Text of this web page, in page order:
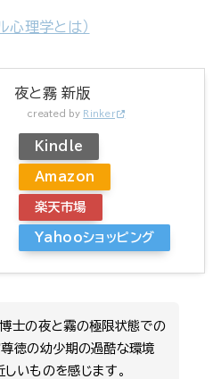
心理学とは）
夜と霧 新版
created by Rinker
Kindle
Amazon
楽天市場
Yahooショッピング
博士の夜と霧の極限状態での
尊徳の幼少期の過酷な環境
いものを感じます。